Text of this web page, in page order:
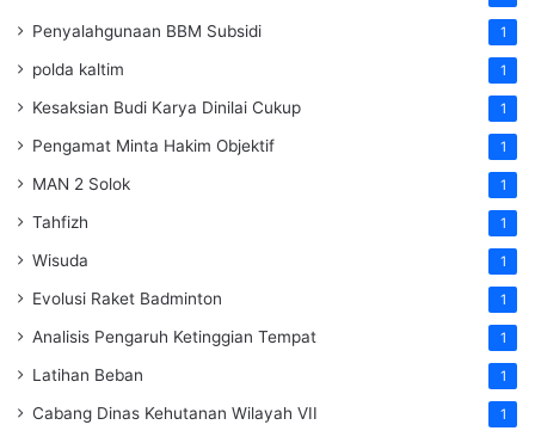
Penyalahgunaan BBM Subsidi 1
polda kaltim 1
Kesaksian Budi Karya Dinilai Cukup 1
Pengamat Minta Hakim Objektif 1
MAN 2 Solok 1
Tahfizh 1
Wisuda 1
Evolusi Raket Badminton 1
Analisis Pengaruh Ketinggian Tempat 1
Latihan Beban 1
Cabang Dinas Kehutanan Wilayah VII 1